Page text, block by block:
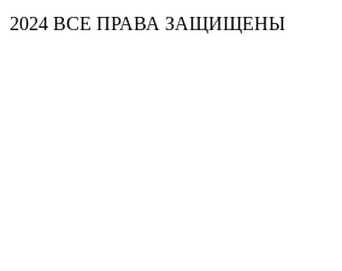
2024 ВСЕ ПРАВА ЗАЩИЩЕНЫ